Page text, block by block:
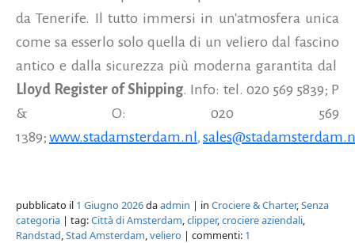
da Tenerife. Il tutto immersi in un'atmosfera unica
come sa esserlo solo quella di un veliero dal fascino
antico e dalla sicurezza più moderna garantita dal
Lloyd Register of Shipping. Info: tel. 020 569 5839; P
& O: 020 569
1389; www.stadamsterdam.nl,
pubblicato il 1 Giugno 2026daadmin | in Crociere & Charter,Senza
categoria | tag:Città di Amsterdam,clipper,crociere aziendali,
Randstad,Stad Amsterdam,veliero | commenti: 1